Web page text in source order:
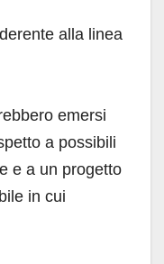
alla linea
emersi
a possibili
e a un progetto
in cui